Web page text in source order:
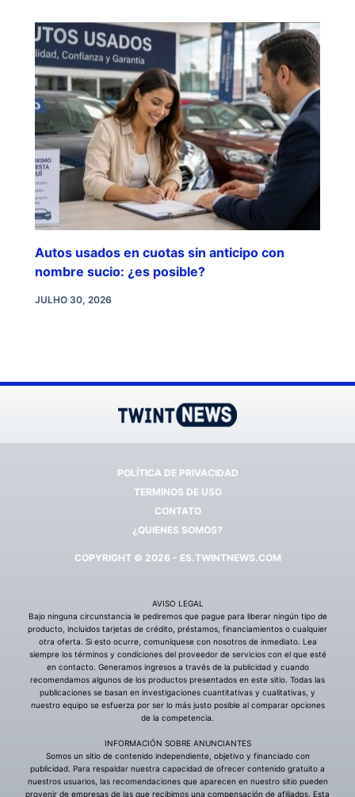
Autos usados en cuotas sin anticipo con
nombre sucio: ¿es posible?
JULHO 30, 2026
POLÍTICA DE PRIVACIDAD
TERMINOS DE USO
CONTATO
¿QUIENES SOMOS?
COPYRIGHT © 2026 - ES.TWINTNEWS.COM